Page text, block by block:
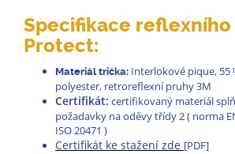
Specifikace reflexního
Protect:
Materiál trička: Interlokové pique, 55
polyester, retroreflexní pruhy 3M
Certifikát: certifikovaný materiál
požadavky na oděvy třídy 2 ( norma
ISO 20471 )
Certifikát ke stažení zde [PDF]